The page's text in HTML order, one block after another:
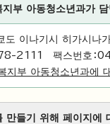
부 아동청소년과가
이나기시 히가시나
2111 팩스번호
지부 아동청소년과에
만들기 위해 페이지에